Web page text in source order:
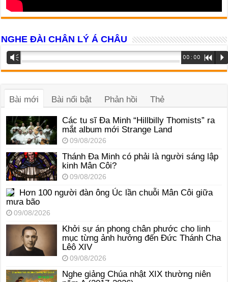
NGHE ĐÀI CHÂN LÝ Á CHÂU
Trình
phát
âm
Vm 00:00 R P
Bài mới Bài nổi bật Phản hồi Thẻ
Các tu sĩ Đa Minh “Hillbilly Thomists” ra
mắt album mới Strange Land
09/08/2026
Thánh Đa Minh có phải là người sáng lập
kinh Mân Côi?
09/08/2026
Hơn 100 người đàn ông Úc lần chuỗi Mân Côi giữa
mưa bão
09/08/2026
Khởi sự án phong chân phước cho linh
mục từng ảnh hưởng đến Đức Thánh Cha
Lêô XIV
09/08/2026
Nghe giảng Chúa nhật XIX thường niên